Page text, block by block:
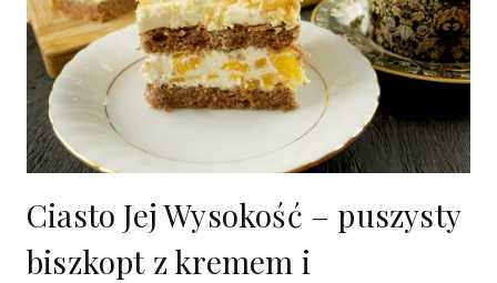
Ciasto Jej Wysokość – puszysty
biszkopt z kremem i